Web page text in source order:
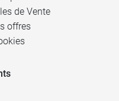
de Vente
offres